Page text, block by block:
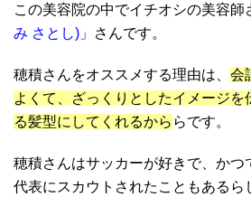
この美容院の中でイチオシの美容師
み さとし)」
さんです。
穂積さんをオススメする理由は、 会
よくて、ざっくりとしたイメージを
る髪型にしてくれるから らです。
穂積さんはサッカーが好きで、かつ
代表にスカウトされたこともあるら